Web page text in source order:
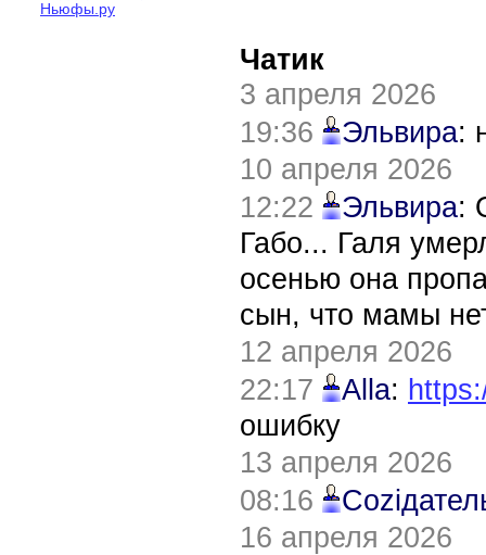
Ньюфы.ру
Чатик
3 апреля 2026
19:36
Эльвира:
10 апреля 2026
12:22
Эльвира:
Габо... Галя
осенью она
сын, что мамы
12 апреля 2026
22:17
Alla:
ошибку
13 апреля 2026
08:16
16 апреля 2026